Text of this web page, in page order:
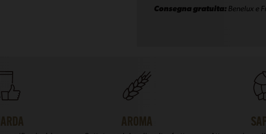
75cl
Consegna gratuita: Benelux e
AROMA